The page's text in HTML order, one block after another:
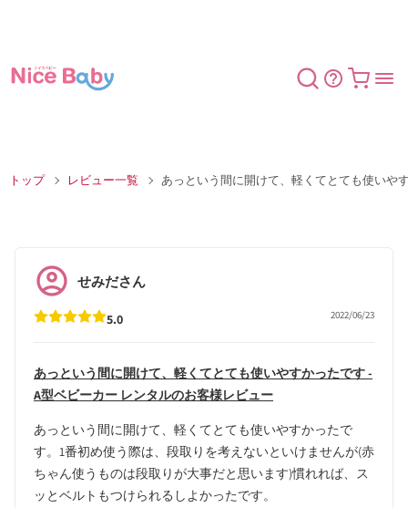
コンテン
ツに進む
カート
トップ レビュー一覧 あっという間に開けて、軽くてとても使いや
5.0 2022/06/23
せみださん
あっという間に開けて、軽くてとても使いやすかったです -
A型ベビーカー レンタルのお客様レビュー
あっという間に開けて、軽くてとても使いやすかったで
す。1番初め使う際は、段取りを考えないといけませんが(赤
ちゃん使うものは段取りが大事だと思います)慣れれば、ス
ッとベルトもつけられるしよかったです。